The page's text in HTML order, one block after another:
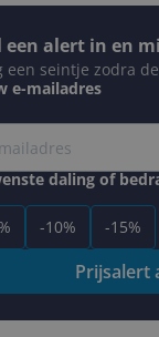
een alert in en
een seintje zodra
e-mailadres
daling of
-10% -15%
Prijsalert